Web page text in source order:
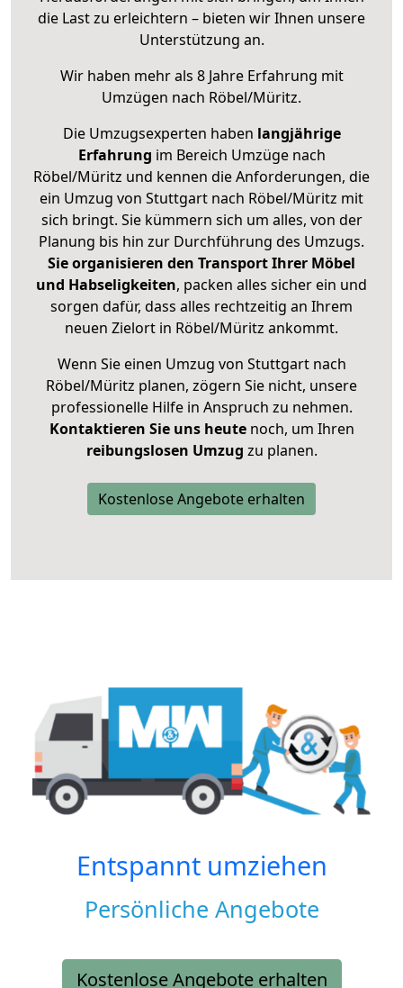
die Last zu erleichtern – bieten wir Ihnen unsere
Unterstützung an.
Wir haben mehr als 8 Jahre Erfahrung mit
Umzügen nach Röbel/Müritz.
Die Umzugsexperten haben langjährige
Erfahrung im Bereich Umzüge nach
Röbel/Müritz und kennen die Anforderungen, die
ein Umzug von Stuttgart nach Röbel/Müritz mit
sich bringt. Sie kümmern sich um alles, von der
Planung bis hin zur Durchführung des Umzugs.
Sie organisieren den Transport Ihrer Möbel
und Habseligkeiten, packen alles sicher ein und
sorgen dafür, dass alles rechtzeitig an Ihrem
neuen Zielort in Röbel/Müritz ankommt.
Wenn Sie einen Umzug von Stuttgart nach
Röbel/Müritz planen, zögern Sie nicht, unsere
professionelle Hilfe in Anspruch zu nehmen.
Kontaktieren Sie uns heutenoch, um Ihren
reibungslosen Umzug zu planen.
Kostenlose Angebote erhalten
Entspannt umziehen
Persönliche Angebote
Kostenlose Angebote erhalten